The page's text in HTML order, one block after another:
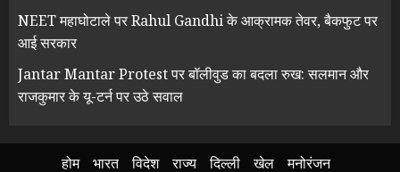
NEET महाघोटाले पर Rahul Gandhi के आक्रामक तेवर, बैकफुट पर
आई सरकार
Jantar Mantar Protest पर बॉलीवुड का बदला रुख: सलमान और
राजकुमार के यू-टर्न पर उठे सवाल
होम भारत विदेश राज्य दिल्ली खेल मनोरंजन